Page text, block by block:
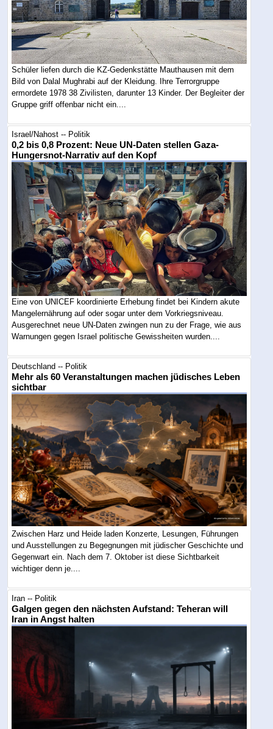
Schüler liefen durch die KZ-Gedenkstätte Mauthausen mit dem
Bild von Dalal Mughrabi auf der Kleidung. Ihre Terrorgruppe
ermordete 1978 38 Zivilisten, darunter 13 Kinder. Der Begleiter der
Gruppe griff offenbar nicht ein....
Israel/Nahost -- Politik
0,2 bis 0,8 Prozent: Neue UN-Daten stellen Gaza-
Hungersnot-Narrativ auf den Kopf
Eine von UNICEF koordinierte Erhebung findet bei Kindern akute
Mangelernährung auf oder sogar unter dem Vorkriegsniveau.
Ausgerechnet neue UN-Daten zwingen nun zu der Frage, wie aus
Warnungen gegen Israel politische Gewissheiten wurden....
Deutschland -- Politik
Mehr als 60 Veranstaltungen machen jüdisches Leben
sichtbar
Zwischen Harz und Heide laden Konzerte, Lesungen, Führungen
und Ausstellungen zu Begegnungen mit jüdischer Geschichte und
Gegenwart ein. Nach dem 7. Oktober ist diese Sichtbarkeit
wichtiger denn je....
Iran -- Politik
Galgen gegen den nächsten Aufstand: Teheran will
Iran in Angst halten